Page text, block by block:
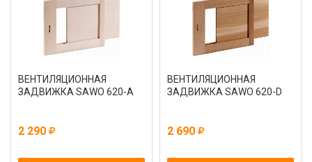
ВЕНТИЛЯЦИОННАЯ
ЗАДВИЖКА SAWO 620-A
2 290
ВЕНТИЛЯЦИОННАЯ
ЗАДВИЖКА SAWO 620-D
2 690